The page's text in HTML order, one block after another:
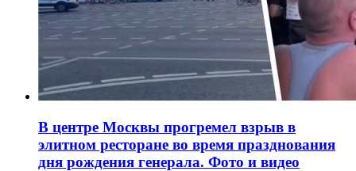
В центре Москвы прогремел взрыв в
элитном ресторане во время празднования
дня рождения генерала. Фото и видео